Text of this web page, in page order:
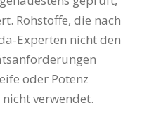
Rohstoffe, die nach
Experten nicht den
oder Potenz
verwendet.